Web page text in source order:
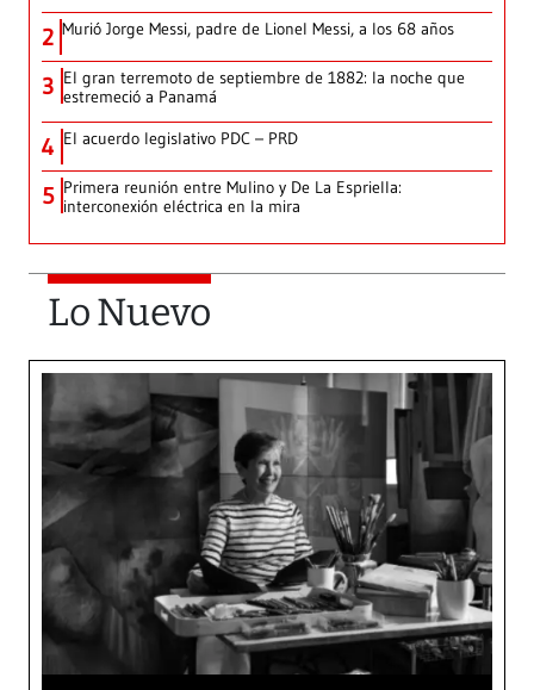
2 Murió Jorge Messi, padre de Lionel Messi, a los 68 años
3 El gran terremoto de septiembre de 1882: la noche que
estremeció a Panamá
4 El acuerdo legislativo PDC – PRD
5 Primera reunión entre Mulino y De La Espriella:
interconexión eléctrica en la mira
Lo Nuevo